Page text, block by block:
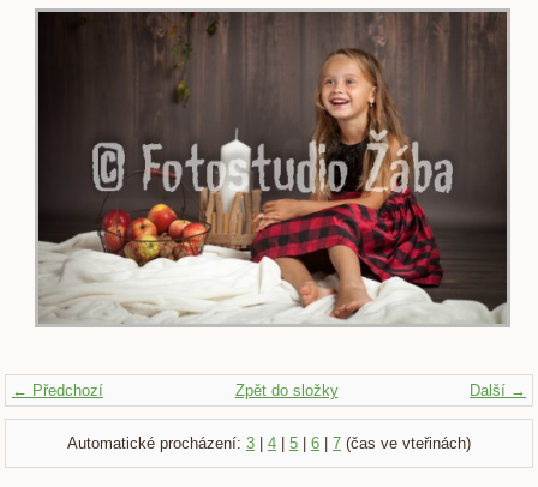
← Předchozí Další →
Zpět do složky
Automatické procházení: 3 4 5 6 7 (čas ve vteřinách)